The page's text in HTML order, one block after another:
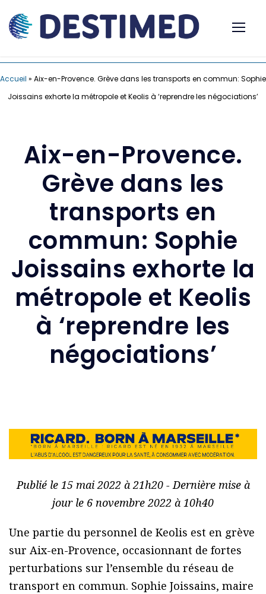
Accueil » Aix-en-Provence. Grève dans les transports en commun: Sophie
Joissains exhorte la métropole et Keolis à ‘reprendre les négociations’
Aix-en-Provence.
Grève dans les
transports en
commun: Sophie
Joissains exhorte la
métropole et Keolis
à ‘reprendre les
négociations’
Publié le 15 mai 2022 à 21h20 - Dernière mise à
jour le 6 novembre 2022 à 10h40
Une partie du personnel de Keolis est en grève
sur Aix-en-Provence, occasionnant de fortes
perturbations sur l’ensemble du réseau de
transport en commun. Sophie Joissains, maire